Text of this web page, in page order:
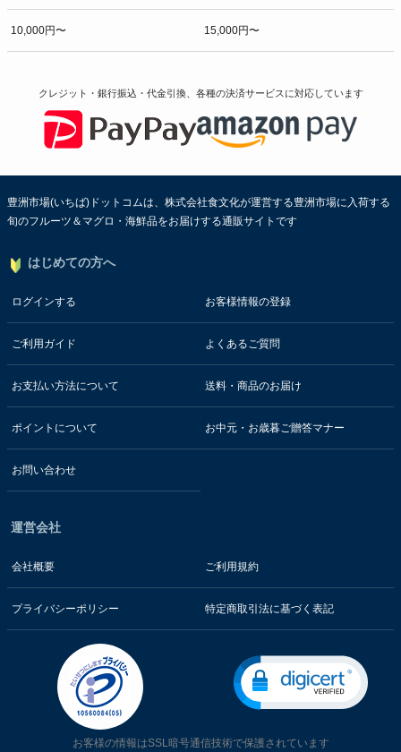
10,000円〜 15,000円〜
クレジット・銀行振込・代金引換、各種の決済サービスに対応しています
豊洲市場(いちば)ドットコムは、株式会社食文化が運営する豊洲市場に入荷する
旬のフルーツ＆マグロ・海鮮品をお届けする通販サイトです
はじめての方へ
ログインする お客様情報の登録
ご利用ガイド よくあるご質問
お支払い方法について 送料・商品のお届け
ポイントについて お中元・お歳暮ご贈答マナー
お問い合わせ
運営会社
会社概要 ご利用規約
プライバシーポリシー 特定商取引法に基づく表記
お客様の情報はSSL暗号通信技術で保護されています